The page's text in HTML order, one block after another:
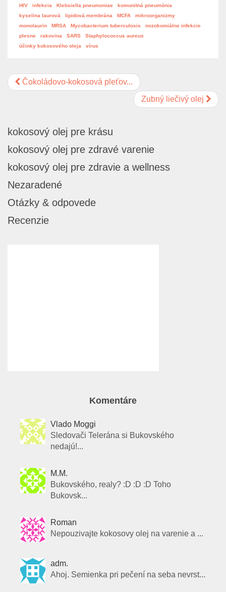
HIV
infekcia Klebsiella pneumoniae
komunitná pneumónia
kyselina laurová
lipidová membrána MCFA
mikroorganizmy
monolaurin
MRSA Mycobacterium tuberculosis
nozokomiálne infekcie
plesne
rakovina SARS
Staphylococcus aureus
účinky kokosového oleja
vírus
Čokoládovo-kokosová pleťov...
Zubný liečivý olej
kokosový olej pre krásu
kokosový olej pre zdravé varenie
kokosový olej pre zdravie a wellness
Nezaradené
Otázky & odpovede
Recenzie
Komentáre
Vlado Moggi
Sledovači Telerána si Bukovského
nedajú!...
M.M.
Bukovského, realy? :D :D :D Toho
Bukovsk...
Roman
Nepouzivajte kokosovy olej na varenie a ...
adm.
Ahoj. Semienka pri pečení na seba nevrst...